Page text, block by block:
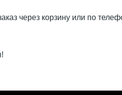
через корзину или по